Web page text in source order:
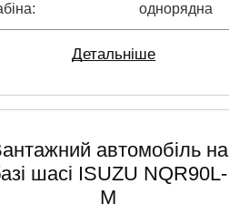
однорядна
Детальніше
автомобіль на
шасі ISUZU NQR90L-
M